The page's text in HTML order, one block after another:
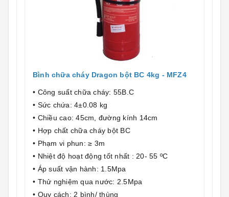
Bình chữa cháy Dragon bột BC 4kg - MFZ4
• Công suất chữa cháy: 55B.C
• Sức chứa: 4±0.08 kg
• Chiều cao: 45cm, đường kính 14cm
• Hợp chất chữa cháy bột BC
• Phạm vi phun: ≥ 3m
• Nhiệt độ hoạt động tốt nhất : 20- 55 ºC
• Áp suất vận hành: 1.5Mpa
• Thử nghiệm qua nước: 2.5Mpa
• Quy cách: 2 bình/ thùng